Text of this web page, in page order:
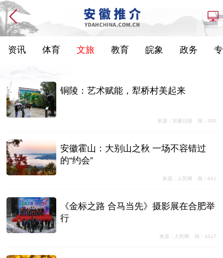
资讯 体育 文旅 教育 皖象 政务
铜陵：艺术赋能，犁桥村美起来
来源：安徽日报 阅：300
安徽霍山：大别山之秋 一场不容错过
的“约会”
来源：人民网 阅：641
《金标之路 合马当先》摄影展在合肥举
行
来源：人民网 阅：1017